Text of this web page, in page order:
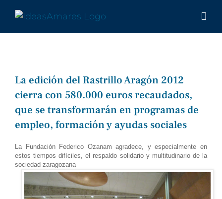
contenido
La edición del Rastrillo Aragón 2012
cierra con 580.000 euros recaudados,
que se transformarán en programas de
empleo, formación y ayudas sociales
La Fundación Federico Ozanam agradece, y especialmente en
estos tiempos difíciles, el respaldo solidario y multitudinario de la
sociedad zaragozana